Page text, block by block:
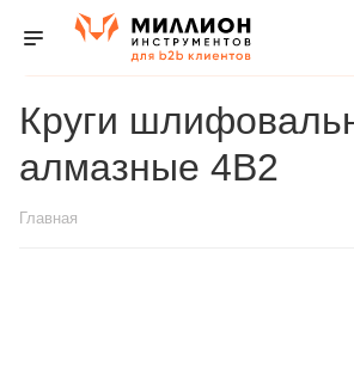
Круги
алмазные 4В2
Главная